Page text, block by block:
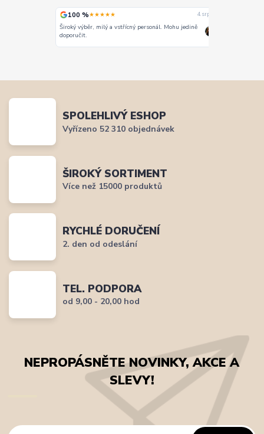
100 %★★★★★ 3. srpna
Vše super
SPOLEHLIVÝ ESHOP
Vyřízeno 52 310 objednávek
ŠIROKÝ SORTIMENT
Více než 15000 produktů
RYCHLÉ DORUČENÍ
2. den od odeslání
TEL. PODPORA
od 9,00 - 20,00 hod
NEPROPÁSNĚTE NOVINKY, AKCE A
SLEVY!